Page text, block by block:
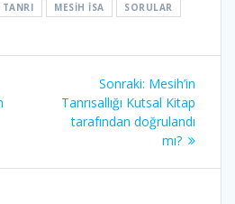
TANRI MESIH İSA SORULAR
Sonraki: Sonraki
yazı:
Mesih’in
Tanrısallığı Kutsal Kitap
tarafından doğrulandı
mı?